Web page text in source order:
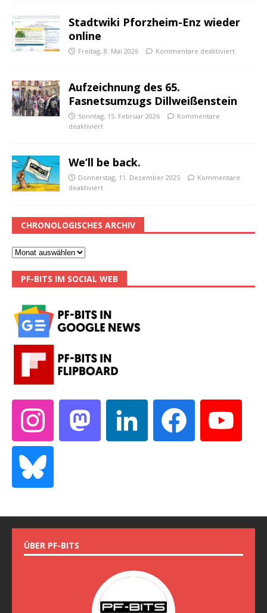
Stadtwiki Pforzheim-Enz wieder
online
Freitag, 8. Mai 2026 Kommentare deaktiviert
Aufzeichnung des 65.
Fasnetsumzugs Dillweißenstein
Sonntag, 15. Februar 2026
Kommentare
deaktiviert
We’ll be back.
Donnerstag, 11. Dezember 2025
Kommentare
deaktiviert
CHRONOLOGISCHES ARCHIV
PF-BITS IM SOCIAL WEB
ÜBER PF-BITS